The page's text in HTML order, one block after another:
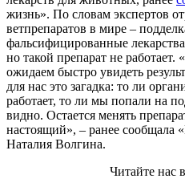
жизнь». По словам экспертов
ветпрепаратов в мире –
фальсифицированные
но такой препарат не
ожидаем быстро увидеть
для нас это загадка: то ли
работает, то ли мы попали на
видно. Остается менять
настоящий», – ранее сообщала
Наталия Волгина.
Читайте нас в